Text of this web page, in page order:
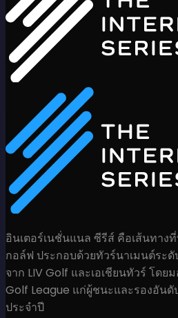
อินเตอร์เนชั่นแนล ซีรีส์ คือเส้นทา
กอล์ฟ ประกอบด้วยทัวร์นาเมนต์ระ
จาก LIV Golf และเอเชียนทัวร์ โดย
Golf League แก่ผู้ชนะและรองอัน
ประจำปี